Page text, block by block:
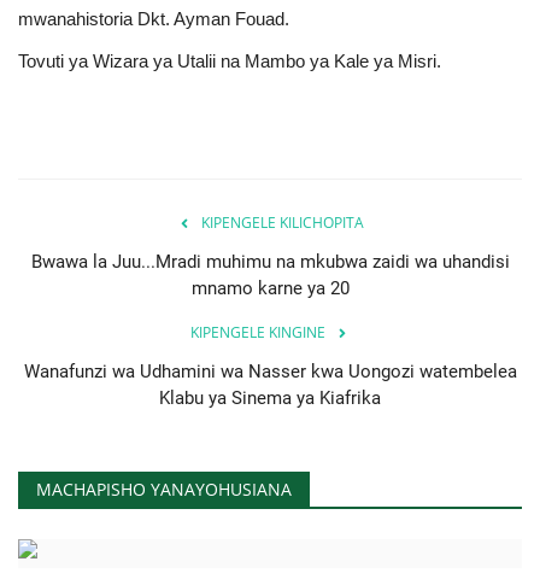
mwanahistoria Dkt. Ayman Fouad.
Tovuti ya Wizara ya Utalii na Mambo ya Kale ya Misri.
KIPENGELE KILICHOPITA
Bwawa la Juu...Mradi muhimu na mkubwa zaidi wa uhandisi
mnamo karne ya 20
KIPENGELE KINGINE
Wanafunzi wa Udhamini wa Nasser kwa Uongozi watembelea
Klabu ya Sinema ya Kiafrika
MACHAPISHO YANAYOHUSIANA